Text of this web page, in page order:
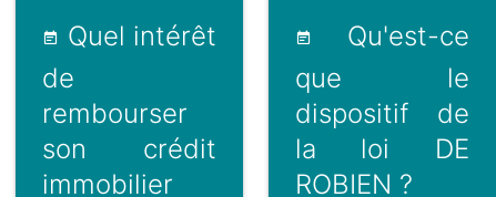
Quel intérêt
de
rembourser
son crédit
immobilier
Qu'est-ce
que le
dispositif de
la loi DE
ROBIEN ?